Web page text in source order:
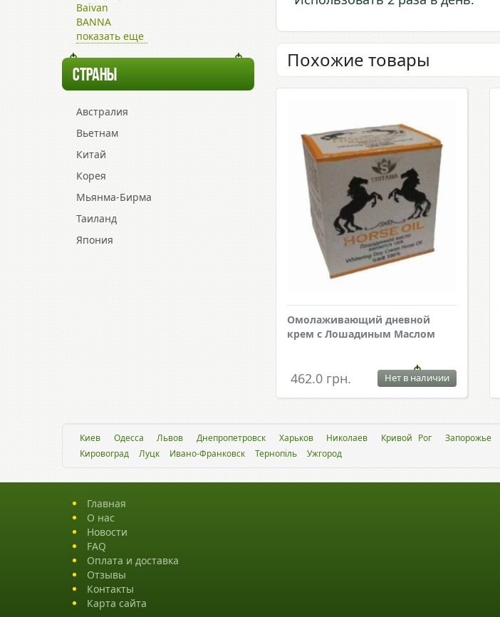
Baivan
BANNA
показать еще
СТРАНЫ
Австралия
Вьетнам
Китай
Корея
Мьянма-Бирма
Таиланд
Япония
Похожие товары
Омолаживающий дневной
крем с Лошадиным Маслом
462.0 грн. Нет в наличии
Киев Одесса Львов Днепропетровск Харьков Николаев Кривой Рог Запорожье
Кировоград
Луцк Ивано-Франковск Тернопіль Ужгород
Главная
О нас
Новости
FAQ
Оплата и доставка
Отзывы
Контакты
Карта сайта